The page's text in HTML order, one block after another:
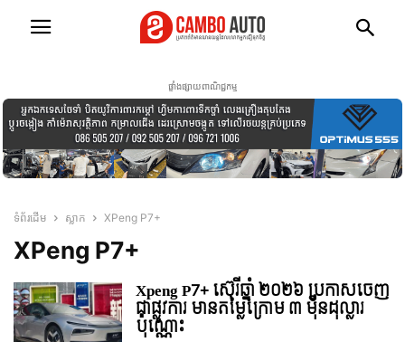
ផ្ទាំងផ្សាយពាណិជ្ជកម្ម
ទំព័រដើម ស្លាក XPeng P7+
XPeng P7+
Xpeng P7+ ស៊េរីឆ្នាំ ២០២៦ ប្រកាសចេញ
ជាផ្លូវការ មានតម្លៃក្រោម ៣ មុឺនដុល្លារ
ប៉ុណ្ណោះ